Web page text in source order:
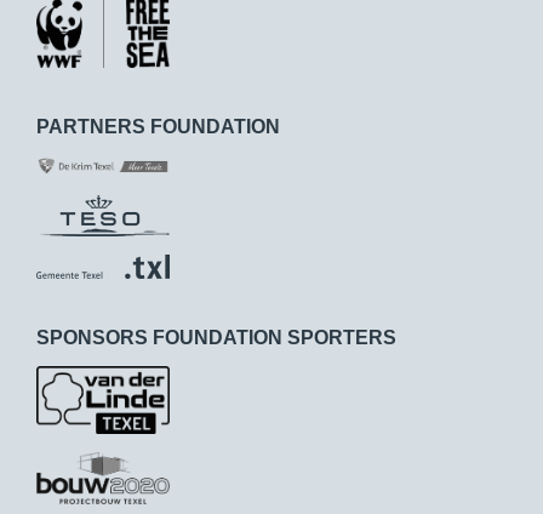
PARTNERS FOUNDATION
SPONSORS FOUNDATION SPORTERS